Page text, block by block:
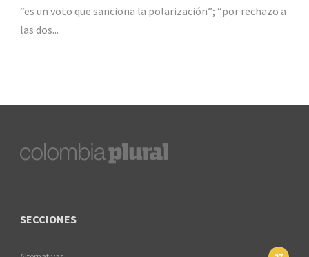
“es un voto que sanciona la polarización”; “por rechazo a
las dos...
SECCIONES